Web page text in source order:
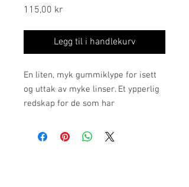
115,00 krPris
Legg til i handlekurv
En liten, myk gummiklype for isett
og uttak av myke linser. Et ypperlig
redskap for de som har
(grove fingre/lange negler osv).